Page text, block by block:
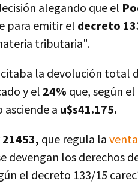
alegando que el
para emitir el decreto
tributaria".
la devolución total
y el 24% que, según
a u$s41.175.
21453, que regula la
devengan los derechos
el decreto 133/15